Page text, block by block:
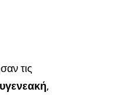
τις
,